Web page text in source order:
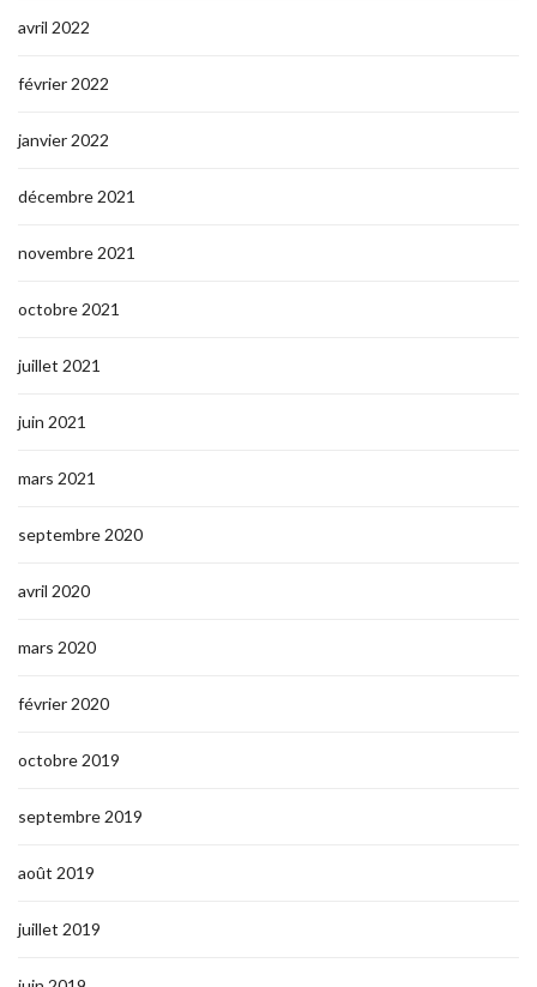
avril 2022
février 2022
janvier 2022
décembre 2021
novembre 2021
octobre 2021
juillet 2021
juin 2021
mars 2021
septembre 2020
avril 2020
mars 2020
février 2020
octobre 2019
septembre 2019
août 2019
juillet 2019